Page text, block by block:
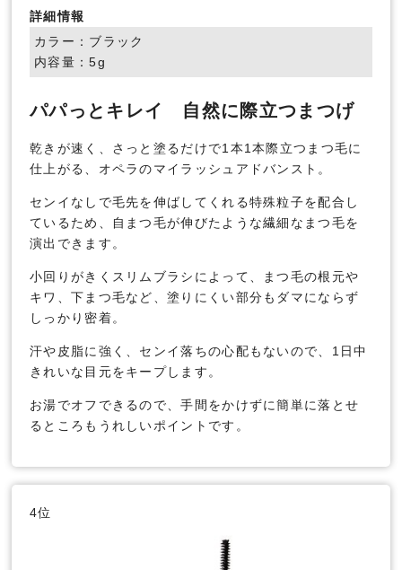
詳細情報
カラー：ブラック
内容量：5g
パパっとキレイ 自然に際立つまつげ
乾きが速く、さっと塗るだけで1本1本際立つまつ毛に
仕上がる、オペラのマイラッシュアドバンスト。
センイなしで毛先を伸ばしてくれる特殊粒子を配合し
ているため、自まつ毛が伸びたような繊細なまつ毛を
演出できます。
小回りがきくスリムブラシによって、まつ毛の根元や
キワ、下まつ毛など、塗りにくい部分もダマにならず
しっかり密着。
汗や皮脂に強く、センイ落ちの心配もないので、1日中
きれいな目元をキープします。
お湯でオフできるので、手間をかけずに簡単に落とせ
るところもうれしいポイントです。
4位